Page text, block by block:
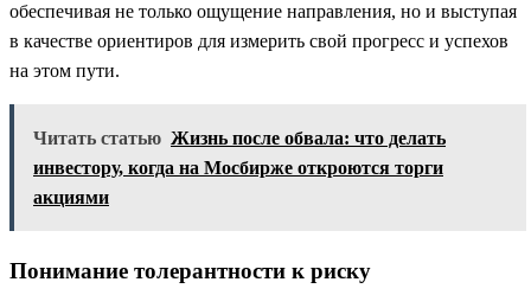
обеспечивая не только ощущение направления, но и выступая
в качестве ориентиров для измерить свой прогресс и успехов
на этом пути.
Читать статью Жизнь после обвала: что делать
инвестору, когда на Мосбирже откроются торги
акциями
Понимание толерантности к риску